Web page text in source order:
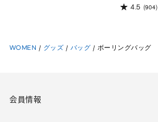
4.5 (904)
WOMEN / グッズ / バッグ / ボーリングバッグ
会員情報